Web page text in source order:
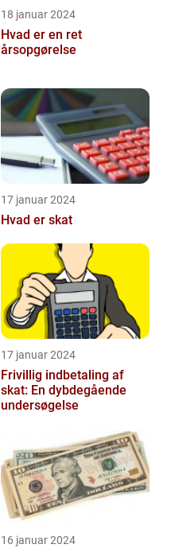
18 januar 2024
Hvad er en ret
årsopgørelse
17 januar 2024
Hvad er skat
17 januar 2024
Frivillig indbetaling af
skat: En dybdegående
undersøgelse
16 januar 2024